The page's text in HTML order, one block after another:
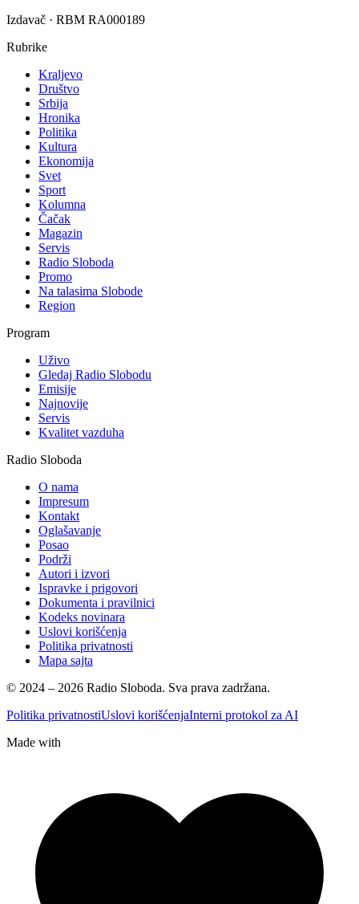
Izdavač · RBM RA000189
Rubrike
Kraljevo
Društvo
Srbija
Hronika
Politika
Kultura
Ekonomija
Svet
Sport
Kolumna
Čačak
Magazin
Servis
Radio Sloboda
Promo
Na talasima Slobode
Region
Program
Uživo
Gledaj Radio Slobodu
Emisije
Najnovije
Servis
Kvalitet vazduha
Radio Sloboda
O nama
Impresum
Kontakt
Oglašavanje
Posao
Podrži
Autori i izvori
Ispravke i prigovori
Dokumenta i pravilnici
Kodeks novinara
Uslovi korišćenja
Politika privatnosti
Mapa sajta
© 2024 – 2026 Radio Sloboda. Sva prava zadržana.
Politika privatnostiUslovi korišćenjaInterni protokol za AI
Made with